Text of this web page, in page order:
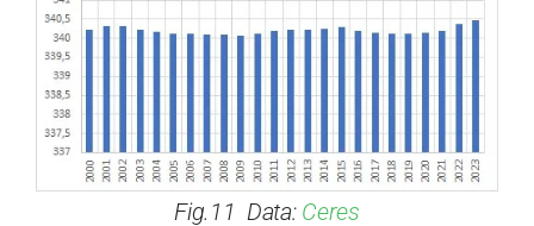
Fig.11 Data: Ceres